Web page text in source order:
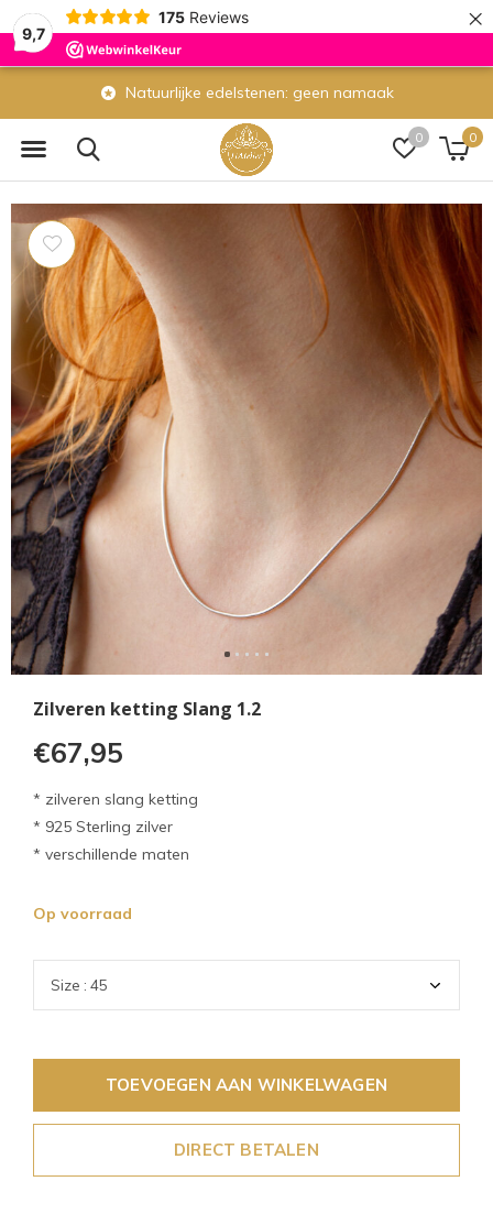
9,7
175 Reviews ×
0 0
Natuurlijke edelstenen: geen namaak
Zilveren ketting Slang 1.2
€67,95
* zilveren slang ketting
* 925 Sterling zilver
* verschillende maten
Op voorraad
TOEVOEGEN AAN WINKELWAGEN
DIRECT BETALEN